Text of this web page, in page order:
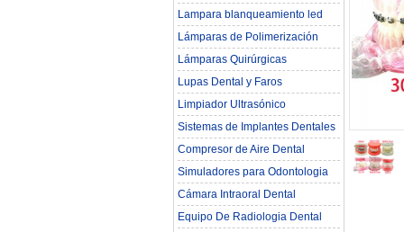
Lampara blanqueamiento led
dental
Lámparas de Polimerización
Lámparas Quirúrgicas
Lupas Dental y Faros
Limpiador Ultrasónico
Sistemas de Implantes Dentales
Compresor de Aire Dental
Simuladores para Odontologia
Cámara Intraoral Dental
Equipo De Radiologia Dental‎